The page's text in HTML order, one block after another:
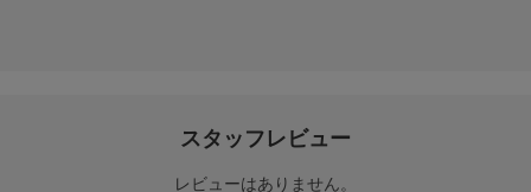
スタッフレビュー
レビューはありません。